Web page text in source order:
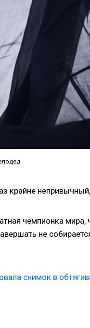
крайне
чемпионка
не
снимок в